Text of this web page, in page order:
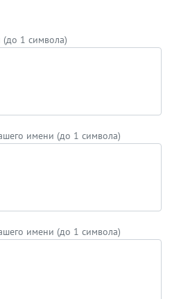
1 символа)
имени (до 1 символа)
имени (до 1 символа)